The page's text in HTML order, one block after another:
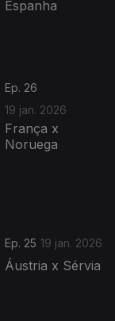
Espanha
Ep. 26
19 jan. 2026
França x
Noruega
Ep. 25 19 jan. 2026
Áustria x Sérvia